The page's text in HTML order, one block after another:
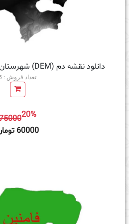
دانلود نقشه دم (DEM) شهرستان فامنین | دقت 30 متر
تعداد فروش : 5
7500020%
60000 تومان